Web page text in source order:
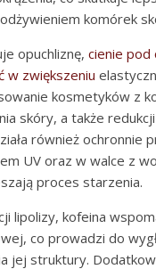
komórek
opuchliznę,cienie pod
w zwiększeniu
kosmetyków z
skóry, a także
również ochronnie
UV oraz w walce z
proces starzenia.
lipolizy, kofeina
co prowadzi do
jej struktury.